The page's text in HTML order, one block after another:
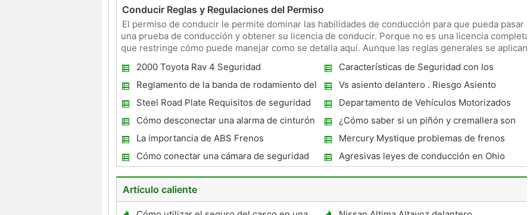
Conducir Reglas y Regulaciones del Permiso
El permiso de conducir le permite dominar las habilidades de conducción para que pueda pasar
una prueba de conducción y obtener su licencia de conducir. Porque no es una licencia completa,
que restringe cómo puede manejar como se detalla aquí. Aunque las reglas generales se aplican a
2000 Toyota Rav 4 Seguridad
Características de Seguridad con los
Montacargas
Reglamento de la banda de rodamiento del
neumático en Georgia
Vs asiento delantero . Riesgo Asiento
trasero
Steel Road Plate Requisitos de seguridad
Departamento de Vehículos Motorizados
Restricciones de la licencia de California
Cómo desconectar una alarma de cinturón
de seguridad en un Jeep Commander
¿Cómo saber si un piñón y cremallera son
malos
La importancia de ABS Frenos
Mercury Mystique problemas de frenos
Cómo conectar una cámara de seguridad
Agresivas leyes de conducción en Ohio
Artículo caliente